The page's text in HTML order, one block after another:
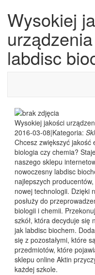
Wysokiej
labdisc
Wysokiej jakości
2016-03-08|Kategoria:
Chcesz zwiększyć jakość
biologia czy chemia?
naszego sklepu
nowoczesny labdisc
najlepszych
nowej technologii. Dzięki
posłuży do
biologii i chemii.
szkół, która decyduje się
jak labdisc biochem.
się z pozostałymi, które
przedmiotów, które
sklepu online Aktin
każdej szkole.